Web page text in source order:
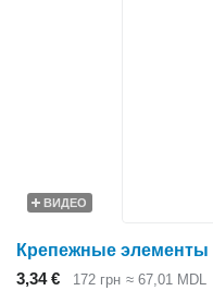
ВИДЕО
3,34 € 172 грн ≈ 67,01 MDL